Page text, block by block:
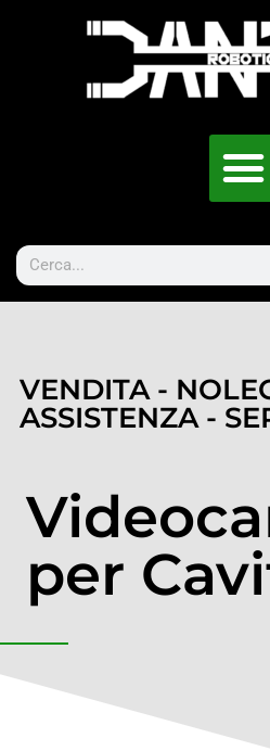
VENDITA -
ASSISTENZA -
per